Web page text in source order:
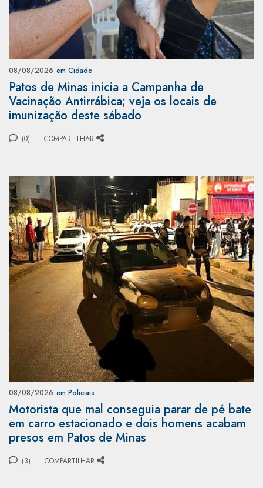
08/08/2026 em Cidade
Patos de Minas inicia a Campanha de
Vacinação Antirrábica; veja os locais de
imunização deste sábado
(0) COMPARTILHAR
08/08/2026 em Policiais
Motorista que mal conseguia parar de pé bate
em carro estacionado e dois homens acabam
presos em Patos de Minas
(3) COMPARTILHAR